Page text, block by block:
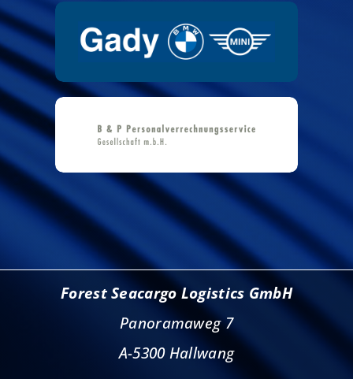
Forest Seacargo Logistics GmbH
Panoramaweg 7
A-5300 Hallwang